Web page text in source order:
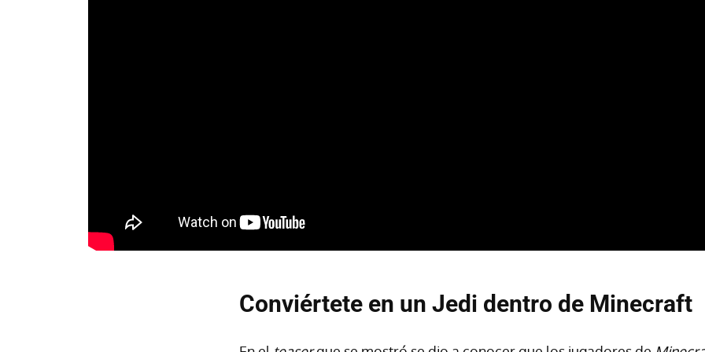
Conviértete en un Jedi dentro de Minecraft